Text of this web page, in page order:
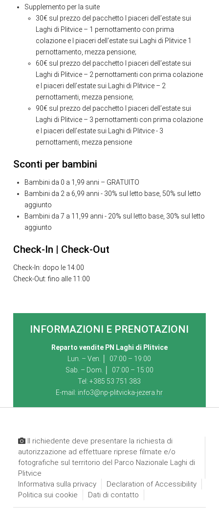
Supplemento per la suite
30€ sul prezzo del pacchetto I piaceri dell’estate sui
Laghi di Plitvice – 1 pernottamento con prima
colazione e I piaceri dell’estate sui Laghi di Plitvice 1
pernottamento, mezza pensione;
60€ sul prezzo del pacchetto I piaceri dell’estate sui
Laghi di Plitvice – 2 pernottamenti con prima colazione
e I piaceri dell’estate sui Laghi di Plitvice – 2
pernottamenti, mezza pensione;
90€ sul prezzo del pacchetto I piaceri dell’estate sui
Laghi di Plitvice – 3 pernottamenti con prima colazione
e I piaceri dell’estate sui Laghi di Plitvice - 3
pernottamenti, mezza pensione
Sconti per bambini
Bambini da 0 a 1,99 anni – GRATUITO
Bambini da 2 a 6,99 anni - 30% sul letto base, 50% sul letto
aggiunto
Bambini da 7 a 11,99 anni - 20% sul letto base, 30% sul letto
aggiunto
Check-In | Check-Out
Check-In: dopo le 14:00
Check-Out: fino alle 11:00
INFORMAZIONI E PRENOTAZIONI
Reparto vendite PN Laghi di Plitvice
Lun. – Ven. │ 07:00 – 19:00
Sab. – Dom. │ 07:00 – 15:00
Tel: +385 53 751 383
E-mail: info3@np-plitvicka-jezera.hr
Il richiedente deve presentare la richiesta di
autorizzazione ad effettuare riprese filmate e/o
fotografiche sul territorio del Parco Nazionale Laghi di
Plitvice
Informativa sulla privacy
Declaration of Accessibility
Politica sui cookie
Dati di contatto